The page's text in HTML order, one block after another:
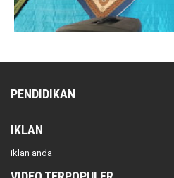
PENDIDIKAN
IKLAN
iklan anda